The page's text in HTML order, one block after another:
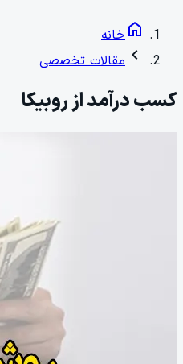
homeخانه
chevron_left مقالات تخصصی
کسب درآمد از روبیکا